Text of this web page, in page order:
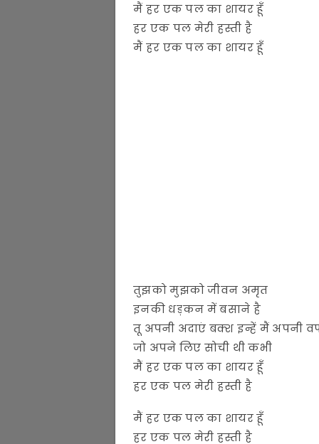
मैं हर एक पल का शायर हूँ
हर एक पल मेरी हस्ती है
मैं हर एक पल का शायर हूँ
तुझको मुझको जीवन अमृत
इनकी धड़कन में बसाने है
तू अपनी अदाएं बक्श इन्हें मैं अपनी
जो अपने लिए सोची थी कभी
मैं हर एक पल का शायर हूँ
हर एक पल मेरी हस्ती है
मैं हर एक पल का शायर हूँ
हर एक पल मेरी हस्ती है